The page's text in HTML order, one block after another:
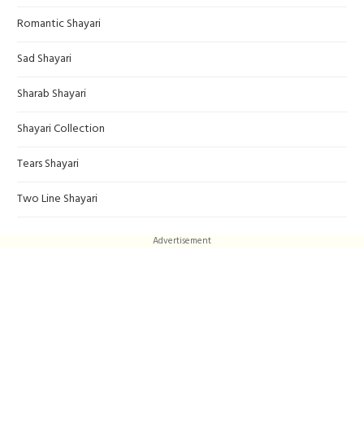
Romantic Shayari
Sad Shayari
Sharab Shayari
Shayari Collection
Tears Shayari
Two Line Shayari
Advertisement